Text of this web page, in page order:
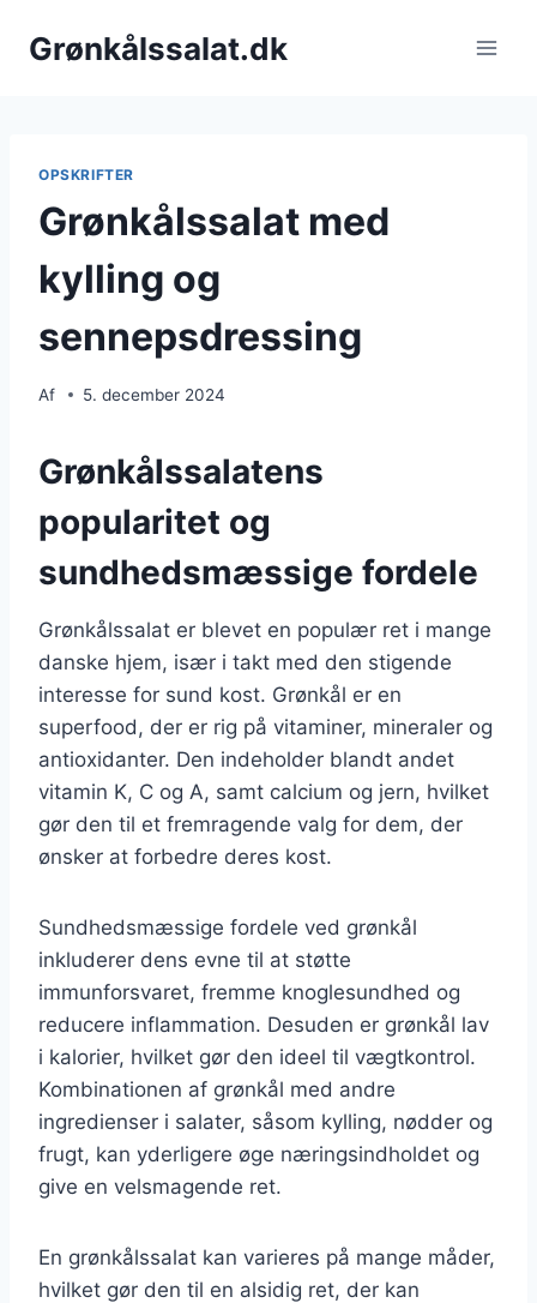
Grønkålssalat.dk
OPSKRIFTER
Grønkålssalat med
kylling og
sennepsdressing
Af 5. december 2024
Grønkålssalatens
popularitet og
sundhedsmæssige fordele
Grønkålssalat er blevet en populær ret i mange
danske hjem, især i takt med den stigende
interesse for sund kost. Grønkål er en
superfood, der er rig på vitaminer, mineraler og
antioxidanter. Den indeholder blandt andet
vitamin K, C og A, samt calcium og jern, hvilket
gør den til et fremragende valg for dem, der
ønsker at forbedre deres kost.
Sundhedsmæssige fordele ved grønkål
inkluderer dens evne til at støtte
immunforsvaret, fremme knoglesundhed og
reducere inflammation. Desuden er grønkål lav
i kalorier, hvilket gør den ideel til vægtkontrol.
Kombinationen af grønkål med andre
ingredienser i salater, såsom kylling, nødder og
frugt, kan yderligere øge næringsindholdet og
give en velsmagende ret.
En grønkålssalat kan varieres på mange måder,
hvilket gør den til en alsidig ret, der kan